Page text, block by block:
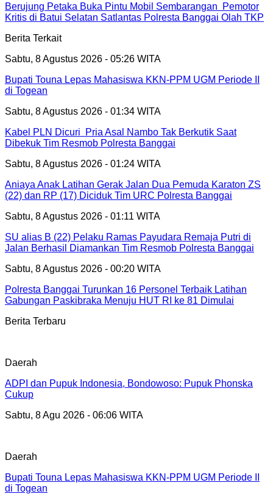
Berujung Petaka Buka Pintu Mobil Sembarangan Pemotor
Kritis di Batui Selatan Satlantas Polresta Banggai Olah TKP
Berita Terkait
Sabtu, 8 Agustus 2026 - 05:26 WITA
Bupati Touna Lepas Mahasiswa KKN-PPM UGM Periode II
di Togean
Sabtu, 8 Agustus 2026 - 01:34 WITA
Kabel PLN Dicuri Pria Asal Nambo Tak Berkutik Saat
Dibekuk Tim Resmob Polresta Banggai
Sabtu, 8 Agustus 2026 - 01:24 WITA
Aniaya Anak Latihan Gerak Jalan Dua Pemuda Karaton ZS
(22) dan RP (17) Diciduk Tim URC Polresta Banggai
Sabtu, 8 Agustus 2026 - 01:11 WITA
SU alias B (22) Pelaku Ramas Payudara Remaja Putri di
Jalan Berhasil Diamankan Tim Resmob Polresta Banggai
Sabtu, 8 Agustus 2026 - 00:20 WITA
Polresta Banggai Turunkan 16 Personel Terbaik Latihan
Gabungan Paskibraka Menuju HUT RI ke 81 Dimulai
Berita Terbaru
Daerah
ADPI dan Pupuk Indonesia, Bondowoso: Pupuk Phonska
Cukup
Sabtu, 8 Agu 2026 - 06:06 WITA
Daerah
Bupati Touna Lepas Mahasiswa KKN-PPM UGM Periode II
di Togean